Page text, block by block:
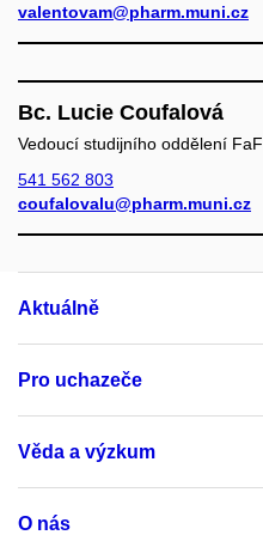
valentovam@pharm.muni.cz
Bc. Lucie Coufalová
Vedoucí studijního oddělení FaF
541 562 803
coufalovalu@pharm.muni.cz
Aktuálně
Pro uchazeče
Věda a výzkum
O nás